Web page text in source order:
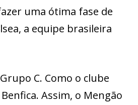
uma ótima fase de
a equipe brasileira
C. Como o clube
Assim, o Mengão